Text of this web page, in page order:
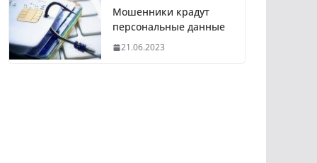
Мошенники крадут
персональные данные
21.06.2023